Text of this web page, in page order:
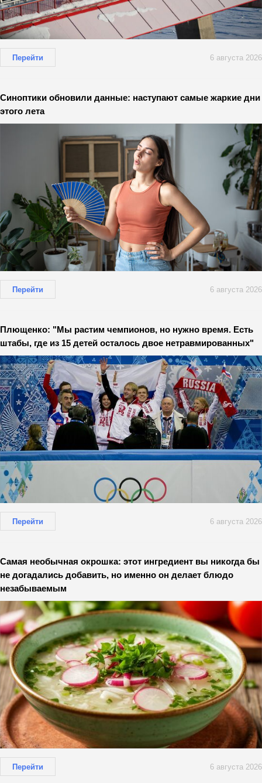
Перейти 6 августа 2026
Синоптики обновили данные: наступают самые жаркие дни
этого лета
Перейти 6 августа 2026
Плющенко: "Мы растим чемпионов, но нужно время. Есть
штабы, где из 15 детей осталось двое нетравмированных"
Перейти 6 августа 2026
Самая необычная окрошка: этот ингредиент вы никогда бы
не догадались добавить, но именно он делает блюдо
незабываемым
Перейти 6 августа 2026